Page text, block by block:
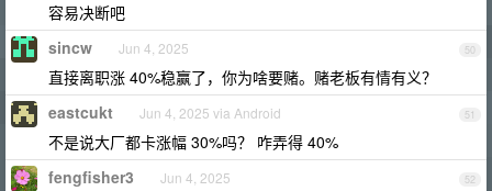
容易决断吧
50
sincw Jun 4, 2025
直接离职涨 40%稳赢了，你为啥要赌。赌老板有情有义？
51
eastcukt Jun 4, 2025 via Android
不是说大厂都卡涨幅 30%吗？ 咋弄得 40%
52
fengfisher3 Jun 4, 2025